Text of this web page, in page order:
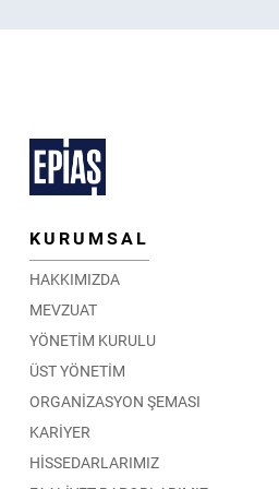
KURUMSAL
HAKKIMIZDA
MEVZUAT
YÖNETİM KURULU
ÜST YÖNETİM
ORGANİZASYON ŞEMASI
KARİYER
HİSSEDARLARIMIZ